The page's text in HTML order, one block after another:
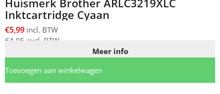
Huismerk Brother ARLC3219XLC
Inktcartridge Cyaan
€5,99 incl. BTW
€4,95 excl. BTW
Meer info
Toevoegen aan winkelwagen